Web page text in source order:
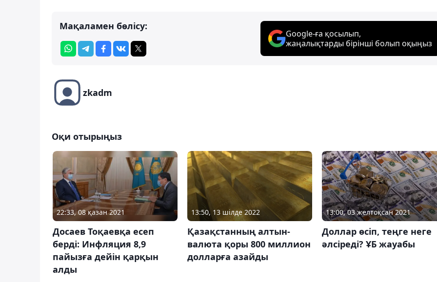
Мақаламен бөлісу:
Google-ға қосылып,
жаңалықтарды бірінші болып оқыңыз
zkadm
Оқи отырыңыз
22:33, 08 қазан 2021
Досаев Тоқаевқа есеп
берді: Инфляция 8,9
пайызға дейін қарқын
алды
13:50, 13 шілде 2022
Қазақстанның алтын-
валюта қоры 800 миллион
долларға азайды
13:00, 03 желтоқсан 2021
Доллар өсіп, теңге неге
әлсіреді? ҰБ жауабы